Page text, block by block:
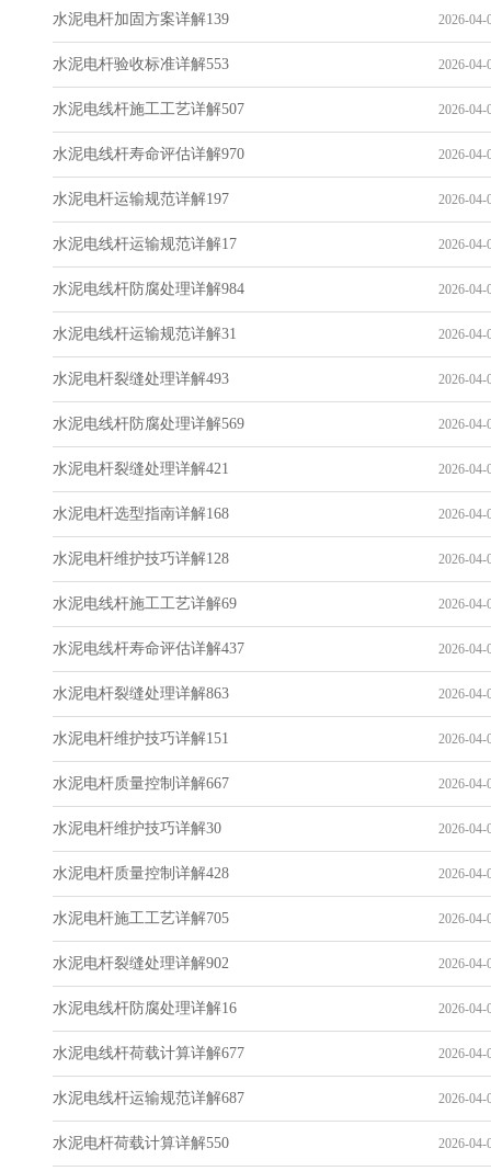
水泥电杆加固方案详解139 2026-04-
水泥电杆验收标准详解553 2026-04-
水泥电线杆施工工艺详解507 2026-04-
水泥电线杆寿命评估详解970 2026-04-
水泥电杆运输规范详解197 2026-04-
水泥电线杆运输规范详解17 2026-04-
水泥电线杆防腐处理详解984 2026-04-
水泥电线杆运输规范详解31 2026-04-
水泥电杆裂缝处理详解493 2026-04-
水泥电线杆防腐处理详解569 2026-04-
水泥电杆裂缝处理详解421 2026-04-
水泥电杆选型指南详解168 2026-04-
水泥电杆维护技巧详解128 2026-04-
水泥电线杆施工工艺详解69 2026-04-
水泥电线杆寿命评估详解437 2026-04-
水泥电杆裂缝处理详解863 2026-04-
水泥电杆维护技巧详解151 2026-04-
水泥电杆质量控制详解667 2026-04-
水泥电杆维护技巧详解30 2026-04-
水泥电杆质量控制详解428 2026-04-
水泥电杆施工工艺详解705 2026-04-
水泥电杆裂缝处理详解902 2026-04-
水泥电线杆防腐处理详解16 2026-04-
水泥电线杆荷载计算详解677 2026-04-
水泥电线杆运输规范详解687 2026-04-
水泥电杆荷载计算详解550 2026-04-